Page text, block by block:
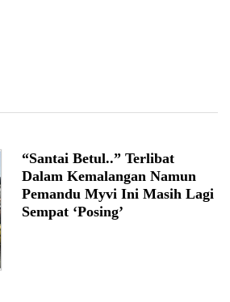
“Santai Betul..” Terlibat
Dalam Kemalangan Namun
Pemandu Myvi Ini Masih Lagi
Sempat ‘Posing’